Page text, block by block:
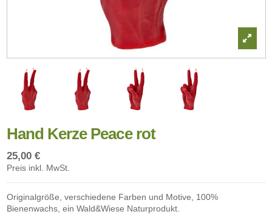
Hand Kerze Peace rot
25,00 €
Preis inkl. MwSt.
Originalgröße, verschiedene Farben und Motive, 100%
Bienenwachs, ein Wald&Wiese Naturprodukt.